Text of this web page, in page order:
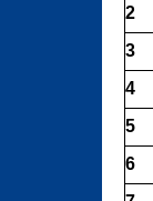
2
3
4
5
6